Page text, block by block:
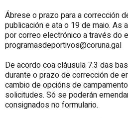
Ábrese o prazo para a corrección
publicación e ata o 19 de maio. As
por correo electrónico a través do
programasdeportivos@coruna.gal
De acordo coa cláusula 7.3 das
durante o prazo de corrección de
cambio de opcións de
solicitudes. Só se poderán
consignados no formulario.